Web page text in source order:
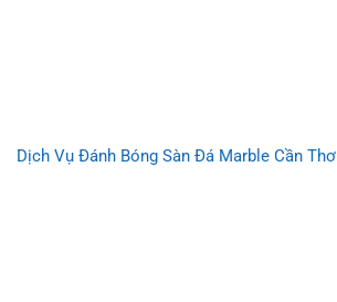
Dịch Vụ Đánh Bóng Sàn Đá Marble Cần Thơ